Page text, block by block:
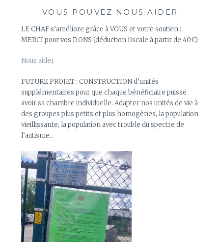
VOUS POUVEZ NOUS AIDER
LE CHAF s’améliore grâce à VOUS et votre soutien :
MERCI pour vos DONS (déduction fiscale à partir de 40€)
Nous aider
FUTURE PROJET : CONSTRUCTION d’unités
supplémentaires pour que chaque bénéficiaire puisse
avoir sa chambre individuelle. Adapter nos unités de vie à
des groupes plus petits et plus homogènes, la population
vieillissante, la population avec trouble du spectre de
l’autisme…